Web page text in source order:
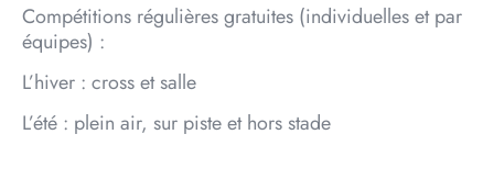
Compétitions régulières gratuites (individuelles et par
équipes) :
L’hiver : cross et salle
L’été : plein air, sur piste et hors stade